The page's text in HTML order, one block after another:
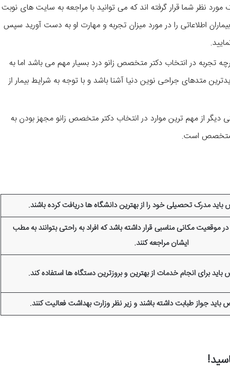
نظر شما قرار گرفته اند که می توانید با مراجعه به سایت های نوبت
اطلاعاتی را در مورد میزان تجربه و مهارت او به دست آورید سپس
تجربه در انتخاب دکتر متخصص زانو درد بسیار مهم می باشد اما به
متدهای جراحی نوین دنیا آشنا باشد و با توجه به شرایط بیمار از
دیگر از مهم ترین موارد در انتخاب دکتر متخصص زانو مجهز بودن به
و متخصص است.
مدرک تحصیلی خود را از بهترین دانشگاه ها دریافت کرده باشند.
مکانی مناسبی قرار داشته باشد که افراد به راحتی بتوانند به مطب
ایشان مراجعه کنند.
برای انجام خدمات از بهترین و بروزترین دستگاه ها استفاده کند.
جواز طبابت داشته باشند و زیر نظر وزارت بهداشت فعالیت کنند.